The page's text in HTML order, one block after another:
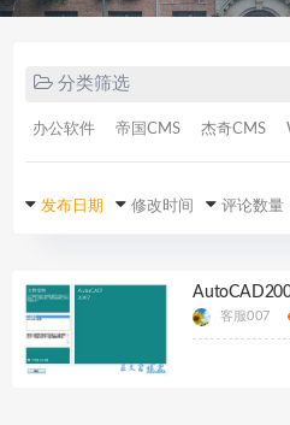
分类筛选
办公软件 帝国CMS 杰奇CMS
发布日期 修改时间 评论数量
客服007